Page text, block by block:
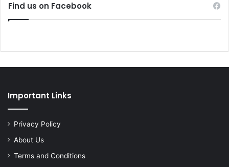
Find us on Facebook
Important Links
Privacy Policy
About Us
Terms and Conditions